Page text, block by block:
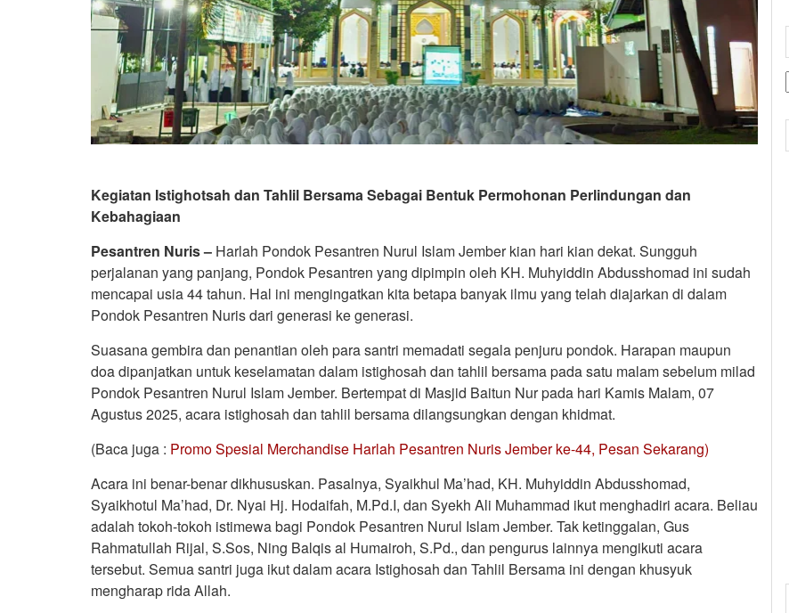
Kegiatan Istighotsah dan Tahlil Bersama Sebagai Bentuk Permohonan Perlindungan dan
Kebahagiaan
Pesantren Nuris – Harlah Pondok Pesantren Nurul Islam Jember kian hari kian dekat. Sungguh
perjalanan yang panjang, Pondok Pesantren yang dipimpin oleh KH. Muhyiddin Abdusshomad ini sudah
mencapai usia 44 tahun. Hal ini mengingatkan kita betapa banyak ilmu yang telah diajarkan di dalam
Pondok Pesantren Nuris dari generasi ke generasi.
Suasana gembira dan penantian oleh para santri memadati segala penjuru pondok. Harapan maupun
doa dipanjatkan untuk keselamatan dalam istighosah dan tahlil bersama pada satu malam sebelum milad
Pondok Pesantren Nurul Islam Jember. Bertempat di Masjid Baitun Nur pada hari Kamis Malam, 07
Agustus 2025, acara istighosah dan tahlil bersama dilangsungkan dengan khidmat.
(Baca juga : Promo Spesial Merchandise Harlah Pesantren Nuris Jember ke-44, Pesan Sekarang)
Acara ini benar-benar dikhususkan. Pasalnya, Syaikhul Ma’had, KH. Muhyiddin Abdusshomad,
Syaikhotul Ma’had, Dr. Nyai Hj. Hodaifah, M.Pd.I, dan Syekh Ali Muhammad ikut menghadiri acara. Beliau
adalah tokoh-tokoh istimewa bagi Pondok Pesantren Nurul Islam Jember. Tak ketinggalan, Gus
Rahmatullah Rijal, S.Sos, Ning Balqis al Humairoh, S.Pd., dan pengurus lainnya mengikuti acara
tersebut. Semua santri juga ikut dalam acara Istighosah dan Tahlil Bersama ini dengan khusyuk
mengharap rida Allah.